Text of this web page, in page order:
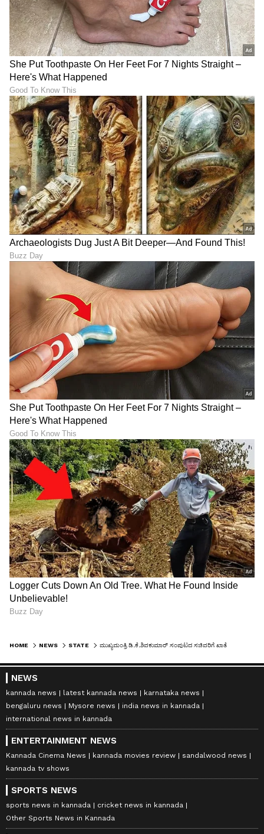
HOME NEWS STATE
NEWS
kannada news latest kannada news
karnataka news
bengaluru news
Mysore news
india news in kannada
international news in kannada
ENTERTAINMENT NEWS
Kannada Cinema News kannada movies review
sandalwood news
kannada tv shows
SPORTS NEWS
sports news in kannada
cricket news in kannada
Other Sports News in Kannada